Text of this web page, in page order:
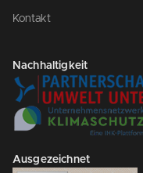
Kontakt
Nachhaltigkeit
Ausgezeichnet